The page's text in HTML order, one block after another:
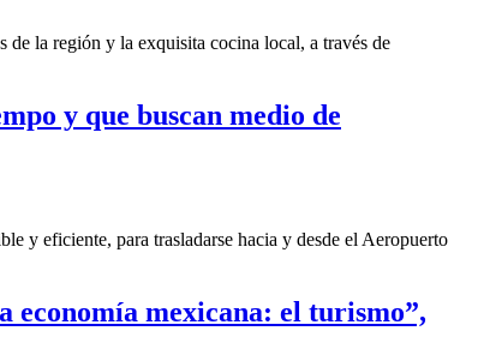
la región y la exquisita cocina local, a través de
y que buscan medio de
y eficiente, para trasladarse hacia y desde el Aeropuerto
economía mexicana: el turismo”,